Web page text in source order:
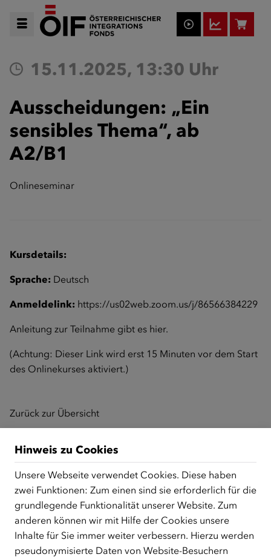
15.11.2025, 13:30 Uhr
Ausscheidungen: „Ein
sensibles Thema“, ab
A2/B1
Onlineseminar
Kursdetails:
Sprache: Deutsch
Anmeldelink: https://us02web.zoom.us/j/86566384229
Anleitung zur Teilnahme gibt es hier.
(Achtung: Dieser Link wird erst 15 Minuten vor dem Start
des Onlinekurses aktiviert.)
Zurück zur Übersicht
ÜBER UNS
Der Österreichische Integrationsfonds (ÖIF) ist ein Fonds der
Republik Österreich, der Flüchtlinge, subsidiär
Schutzberechtigte, Vertriebene sowie Zuwander/innen als
zentrale Anlaufstelle bei der Integration in Österreich
unterstützt.
mehr
Hinweis zu Cookies
Unsere Webseite verwendet Cookies. Diese haben
zwei Funktionen: Zum einen sind sie erforderlich für die
grundlegende Funktionalität unserer Website. Zum
anderen können wir mit Hilfe der Cookies unsere
Inhalte für Sie immer weiter verbessern. Hierzu werden
pseudonymisierte Daten von Website-Besuchern